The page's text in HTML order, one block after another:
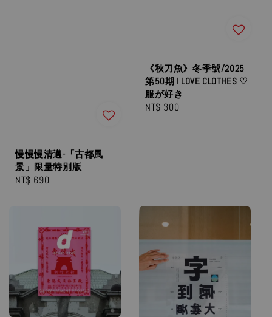
慢慢慢清邁-「古都風
景」限量特別版
Regular
NT$ 690
《秋刀魚》冬季號/2025
第50期 I LOVE CLOTHES ♡
服が好き
Regular
NT$ 300